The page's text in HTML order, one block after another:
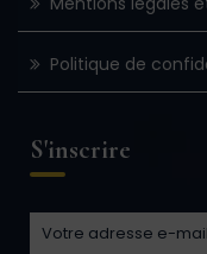
Politique de
S'inscrire